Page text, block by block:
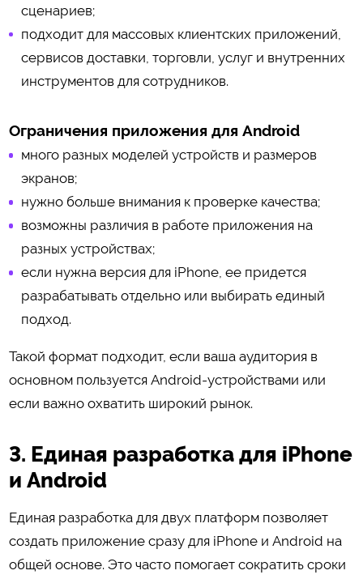
сценариев;
подходит для массовых клиентских приложений,
сервисов доставки, торговли, услуг и внутренних
инструментов для сотрудников.
Ограничения приложения для Android
много разных моделей устройств и размеров
экранов;
нужно больше внимания к проверке качества;
возможны различия в работе приложения на
разных устройствах;
если нужна версия для iPhone, ее придется
разрабатывать отдельно или выбирать единый
подход.
Такой формат подходит, если ваша аудитория в
основном пользуется Android-устройствами или
если важно охватить широкий рынок.
3. Единая разработка для iPhone
и Android
Единая разработка для двух платформ позволяет
создать приложение сразу для iPhone и Android на
общей основе. Это часто помогает сократить сроки